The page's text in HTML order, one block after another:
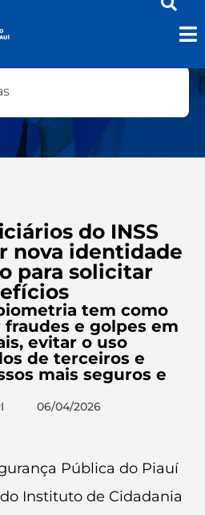
do INSS
nova identidade
para solicitar
tem como
e golpes em
evitar o uso
de terceiros e
mais seguros e
06/04/2026
Pública do Piauí
Instituto de Cidadania